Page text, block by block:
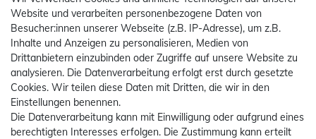
Mehr Informationen
Website und verarbeiten personenbezogene Daten von
Besucher:innen unserer Webseite (z.B. IP-Adresse), um z.B.
Inhalte und Anzeigen zu personalisieren, Medien von
Drittanbietern einzubinden oder Zugriffe auf unsere Website zu
analysieren. Die Datenverarbeitung erfolgt erst durch gesetzte
Cookies. Wir teilen diese Daten mit Dritten, die wir in den
Einstellungen benennen.
Die Datenverarbeitung kann mit Einwilligung oder aufgrund eines
berechtigten Interesses erfolgen. Die Zustimmung kann erteilt